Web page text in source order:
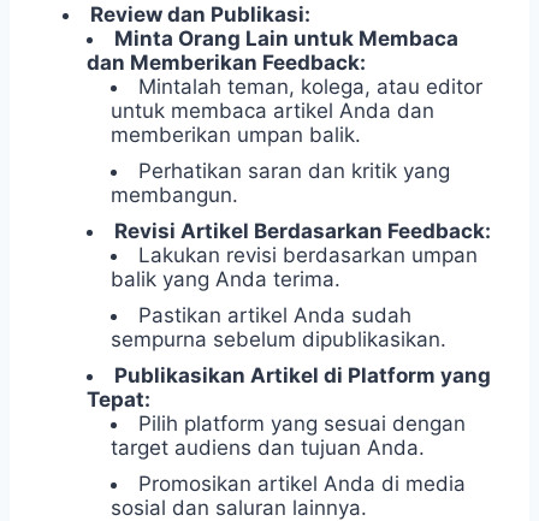
Review dan Publikasi:
Minta Orang Lain untuk Membaca
dan Memberikan Feedback:
Mintalah teman, kolega, atau editor
untuk membaca artikel Anda dan
memberikan umpan balik.
Perhatikan saran dan kritik yang
membangun.
Revisi Artikel Berdasarkan Feedback:
Lakukan revisi berdasarkan umpan
balik yang Anda terima.
Pastikan artikel Anda sudah
sempurna sebelum dipublikasikan.
Publikasikan Artikel di Platform yang
Tepat:
Pilih platform yang sesuai dengan
target audiens dan tujuan Anda.
Promosikan artikel Anda di media
sosial dan saluran lainnya.